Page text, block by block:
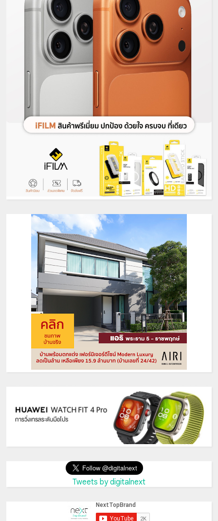
Tweets by digitalnext